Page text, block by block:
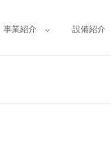
事業紹介 設備紹介